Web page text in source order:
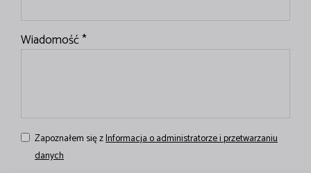
Wiadomość *
Zapoznałem się zInformacja o administratorze i przetwarzaniu
danych